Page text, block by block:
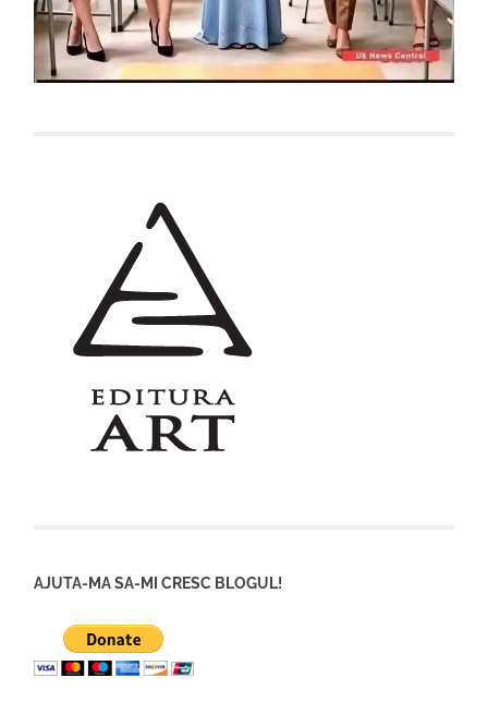
AJUTA-MA SA-MI CRESC BLOGUL!